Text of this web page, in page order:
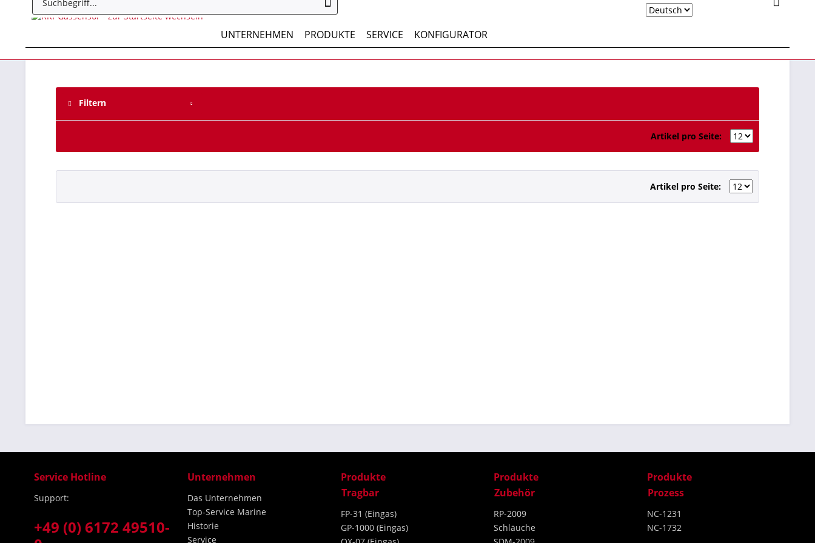
Deutsch
UNTERNEHMEN PRODUKTE SERVICE KONFIGURATOR
Filtern
Artikel pro Seite:
Artikel pro Seite:
Service Hotline
Support:
+49 (0) 6172 49510-
Unternehmen
Das Unternehmen
Top-Service Marine
Historie
Service
Produkte
Tragbar
FP-31 (Eingas)
GP-1000 (Eingas)
Produkte
Zubehör
RP-2009
Schläuche
Produkte
Prozess
NC-1231
NC-1732